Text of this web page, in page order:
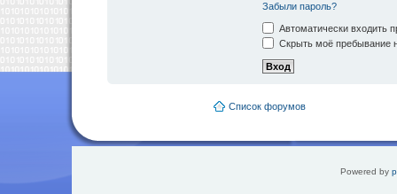
Забыли пароль?
Автоматически входить
Скрыть моё пребывание
Список форумов
Powered by